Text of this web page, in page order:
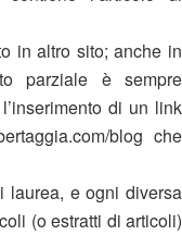
in altro sito; anche in
parziale è sempre
di un link
blog che
laurea, e ogni diversa
(o estratti di articoli)